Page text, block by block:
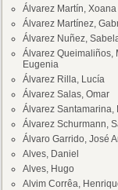
Álvarez Martín, Xoana
Álvarez Martínez,
Álvarez Nuñez,
Álvarez Queimaliños,
Eugenia
Álvarez Rilla, Lucía
Álvarez Salas, Omar
Álvarez Santamarina,
Álvarez Schurmann,
Álvaro Garrido, José
Alves, Daniel
Alves, Hugo
Alvim Corrêa,